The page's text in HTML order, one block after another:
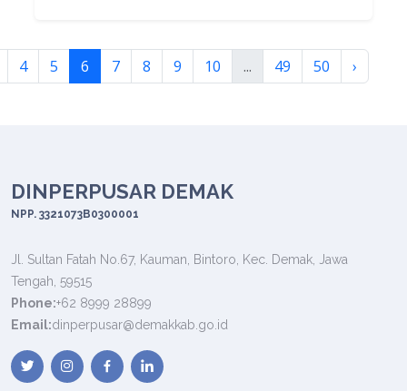
4 5 6 7 8 9 10 ... 49 50 ›
DINPERPUSAR DEMAK
NPP. 3321073B0300001
Jl. Sultan Fatah No.67, Kauman, Bintoro, Kec. Demak, Jawa
Tengah, 59515
Phone:+62 8999 28899
Email:dinperpusar@demakkab.go.id